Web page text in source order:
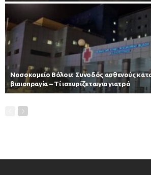
Νοσοκομείο Βόλου: Συνοδός ασθενούς
βιαιοπραγία – Τί ισχυρίζεταιγια γιατρό